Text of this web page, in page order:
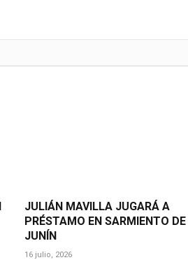
JULIÁN MAVILLA JUGARÁ A
PRÉSTAMO EN SARMIENTO DE
JUNÍN
16 julio, 2026